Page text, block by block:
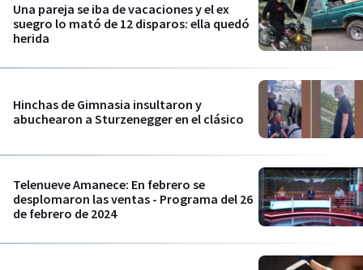
Una pareja se iba de vacaciones y el ex
suegro lo mató de 12 disparos: ella quedó
herida
Hinchas de Gimnasia insultaron y
abuchearon a Sturzenegger en el clásico
Telenueve Amanece: En febrero se
desplomaron las ventas - Programa del 26
de febrero de 2024